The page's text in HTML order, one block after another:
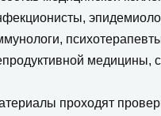
медицины,
проходят